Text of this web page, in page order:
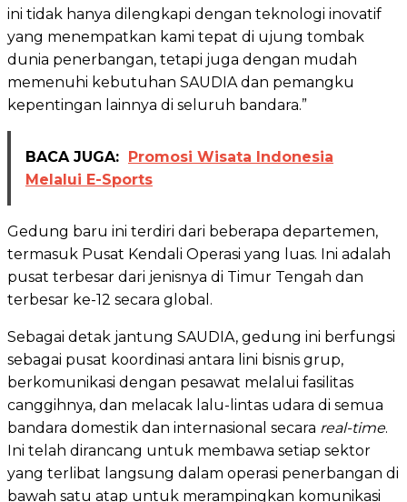
ini tidak hanya dilengkapi dengan teknologi inovatif
yang menempatkan kami tepat di ujung tombak
dunia penerbangan, tetapi juga dengan mudah
memenuhi kebutuhan SAUDIA dan pemangku
kepentingan lainnya di seluruh bandara.”
BACA JUGA: Promosi Wisata Indonesia
Melalui E-Sports
Gedung baru ini terdiri dari beberapa departemen,
termasuk Pusat Kendali Operasi yang luas. Ini adalah
pusat terbesar dari jenisnya di Timur Tengah dan
terbesar ke-12 secara global.
Sebagai detak jantung SAUDIA, gedung ini berfungsi
sebagai pusat koordinasi antara lini bisnis grup,
berkomunikasi dengan pesawat melalui fasilitas
canggihnya, dan melacak lalu-lintas udara di semua
bandara domestik dan internasional secara real-time.
Ini telah dirancang untuk membawa setiap sektor
yang terlibat langsung dalam operasi penerbangan di
bawah satu atap untuk merampingkan komunikasi